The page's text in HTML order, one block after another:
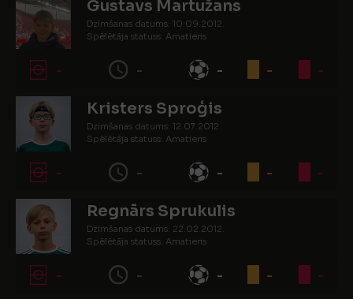
Gustavs Martužans
Dzimšanas datums: 10.09.2012.
Spēlētāja statuss: Amatieris
- - - - -
Kristers Sproģis
Dzimšanas datums: 12.07.2012.
Spēlētāja statuss: Amatieris
- - - - -
Regnārs Sprukulis
Dzimšanas datums: 22.02.2012.
Spēlētāja statuss: Amatieris
- - - - -